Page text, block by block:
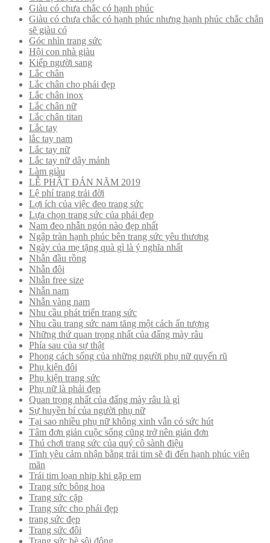
Giàu có chưa chắc có hạnh phúc
Giàu có chưa chắc có hạnh phúc nhưng hạnh phúc chắc chắn
sẽ giàu có
Góc nhìn trang sức
Hội con nhà giàu
Kiếp người sang
Lắc chân
Lắc chân cho phái đẹp
Lắc chân inox
Lắc chân nữ
Lắc chân titan
Lắc tay
lắc tay nam
Lắc tay nữ
Lắc tay nữ dây mảnh
Làm giàu
LỄ PHẬT ĐẢN NĂM 2019
Lệ phí trang trải đời
Lợi ích của việc đeo trang sức
Lựa chọn trang sức của phái đẹp
Nam đeo nhẫn ngón nào đẹp nhất
Ngập tràn hạnh phúc bên trang sức yêu thương
Ngày của mẹ tặng quà gì là ý nghĩa nhất
Nhẫn đầu rồng
Nhẫn đôi
Nhẫn free size
Nhẫn nam
Nhẫn vàng nam
Nhu cầu phát triển trang sức
Nhu cầu trang sức nam tăng một cách ấn tượng
Những thứ quan trọng nhất của đấng mày râu
Phía sau của sự thật
Phong cách sống của những người phụ nữ quyến rũ
Phụ kiện đôi
Phụ kiện trang sức
Phụ nữ là phải đẹp
Quan trọng nhất của đấng mày râu là gì
Sự huyền bí của người phụ nữ
Tại sao nhiều phụ nữ không xinh vẫn có sức hút
Tâm đơn giản cuộc sống cũng trở nên giản đơn
Thú chơi trang sức của quý cô sành điệu
Tình yêu cảm nhận bằng trái tim sẽ đi đến hạnh phúc viên
mãn
Trái tim loạn nhịp khi gặp em
Trang sức bông hoa
Trang sức cặp
Trang sức cho phái đẹp
trang sức đẹp
Trang sức đôi
Trang sức hè sôi động